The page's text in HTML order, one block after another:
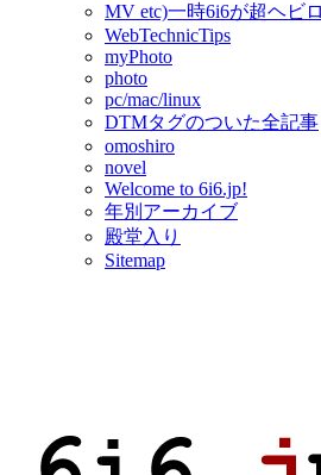
MV etc)一時6i6が超ヘビ
WebTechnicTips
myPhoto
photo
pc/mac/linux
DTMタグのついた全記事
omoshiro
novel
Welcome to 6i6.jp!
年別アーカイブ
殿堂入り
Sitemap